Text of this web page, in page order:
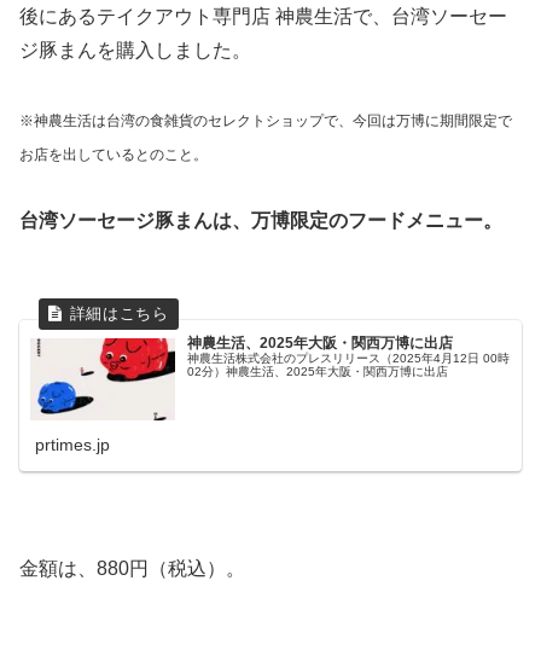
後にあるテイクアウト専門店 神農生活で、台湾ソーセー
ジ豚まんを購入しました。
※神農生活は台湾の食雑貨のセレクトショップで、今回は万博に期間限定で
お店を出しているとのこと。
台湾ソーセージ豚まんは、万博限定のフードメニュー。
神農生活、2025年大阪・関西万博に出店
神農生活株式会社のプレスリリース（2025年4月12日 00時
02分）神農生活、2025年大阪・関西万博に出店
prtimes.jp
金額は、880円（税込）。